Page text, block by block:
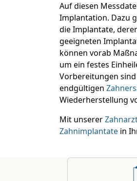
Auf diesen
Implantation. Dazu
die Implantate,
geeigneten
können vorab
um ein festes
Vorbereitungen
endgültigen
Wiederherstellung
Mit unserer
Zahnimplantate in